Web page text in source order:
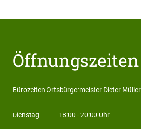
Öffnungszeiten
Bürozeiten Ortsbürgermeister Dieter Müller
Dienstag 18:00 -20:00 Uhr